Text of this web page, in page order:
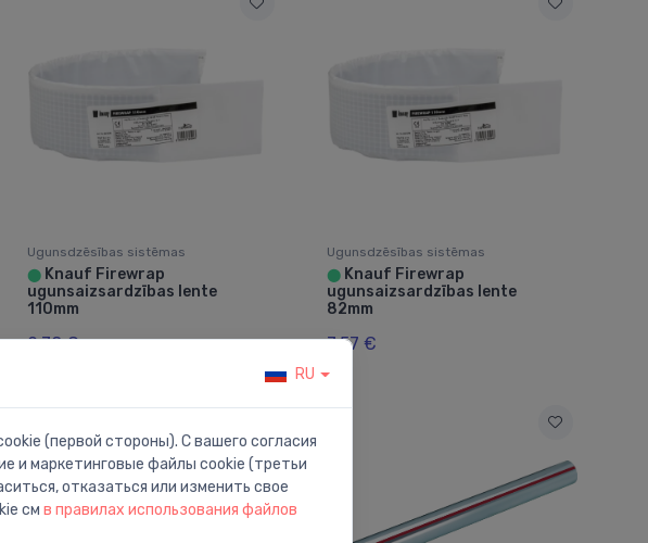
Ugunsdzēsības sistēmas
⬤ Knauf Firewrap
ugunsaizsardzības lente
110mm
9.78 €
Ugunsdzēsības sistēmas
⬤Knauf Firewrap
ugunsaizsardzības lente
82mm
7.57 €
RU
(первой стороны). С вашего согласия
и маркетинговые файлы cookie (третьи
отказаться или изменить свое
см в правилах использования файлов